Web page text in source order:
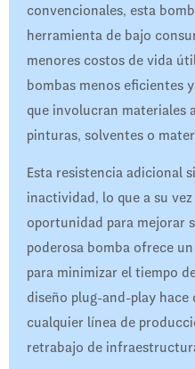
convencionales, esta
herramienta de bajo
menores costos de vida
bombas menos eficientes
que involucran materiales
pinturas, solventes o
Esta resistencia adicional
inactividad, lo que a su
oportunidad para mejorar
poderosa bomba ofrece
para minimizar el tiempo
diseño plug-and-play
cualquier línea de
retrabajo de